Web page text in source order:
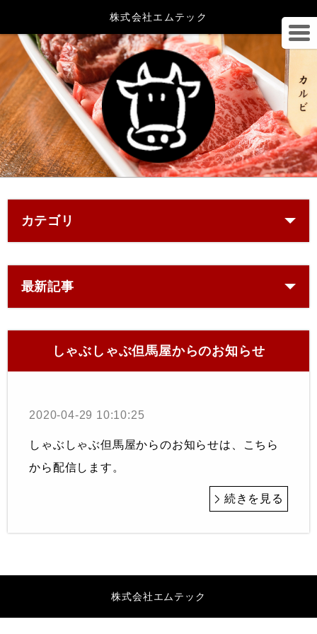
株式会社エムテック
カテゴリ
最新記事
しゃぶしゃぶ但馬屋からのお知らせ
2020-04-29 10:10:25
しゃぶしゃぶ但馬屋からのお知らせは、こちら
から配信します。
続きを見る
株式会社エムテック